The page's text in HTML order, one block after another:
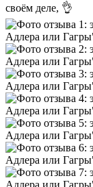
своём деле, 👌